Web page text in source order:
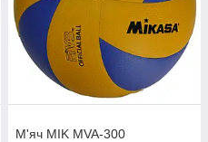
М'яч MIK MVA-300